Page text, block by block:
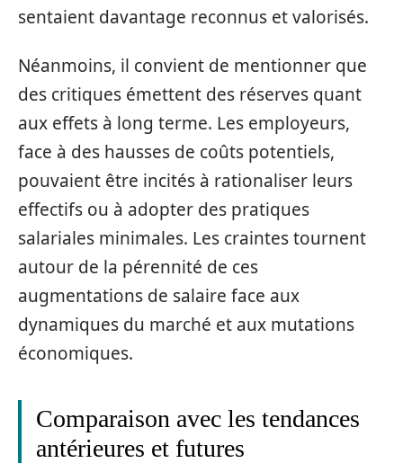
sentaient davantage reconnus et valorisés.
Néanmoins, il convient de mentionner que
des critiques émettent des réserves quant
aux effets à long terme. Les employeurs,
face à des hausses de coûts potentiels,
pouvaient être incités à rationaliser leurs
effectifs ou à adopter des pratiques
salariales minimales. Les craintes tournent
autour de la pérennité de ces
augmentations de salaire face aux
dynamiques du marché et aux mutations
économiques.
Comparaison avec les tendances
antérieures et futures